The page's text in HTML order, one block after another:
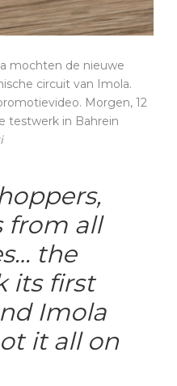
mochten de nieuwe
circuit van Imola.
Morgen, 12
testwerk in Bahrein
from all
the
its first
Imola
it all on